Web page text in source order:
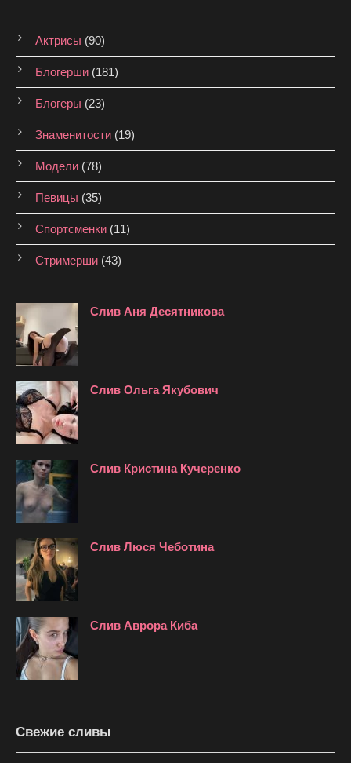
Актрисы (90)
Блогерши (181)
Блогеры (23)
Знаменитости (19)
Модели (78)
Певицы (35)
Спортсменки (11)
Стримерши (43)
Слив Аня Десятникова
Слив Ольга Якубович
Слив Кристина Кучеренко
Слив Люся Чеботина
Слив Аврора Киба
Свежие сливы